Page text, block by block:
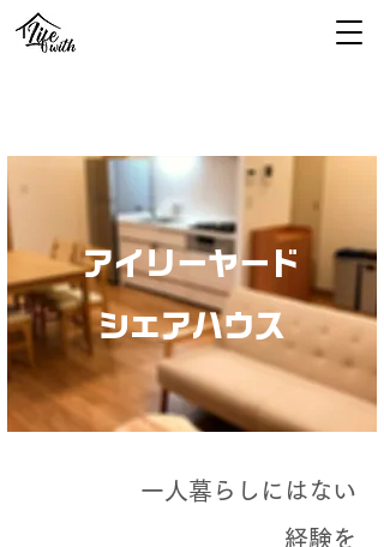
アイリーヤード
​シェアハウス
一人暮らしにはない
​ 経験を